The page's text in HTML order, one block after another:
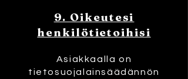
9. Oikeutesi
henkilötietoihisi
Asiakkaalla on
tietosuojalainsäädännön